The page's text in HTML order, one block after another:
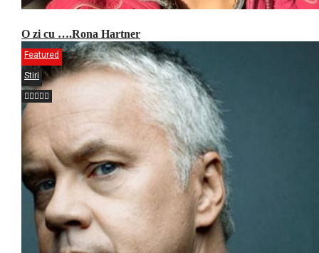
O zi cu ….Rona Hartner
Featured
Stiri